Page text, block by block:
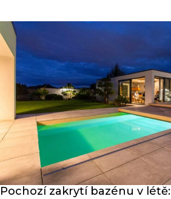
Pochozí zakrytí bazénu v létě: